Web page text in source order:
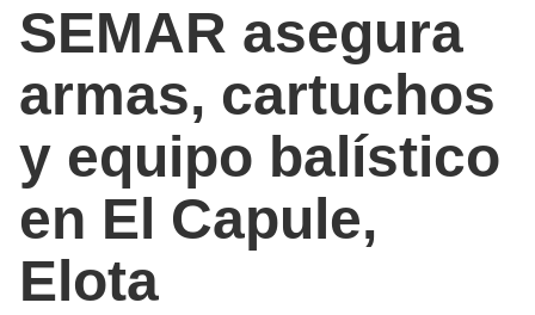
SEMAR asegura
armas, cartuchos
y equipo balístico
en El Capule,
Elota